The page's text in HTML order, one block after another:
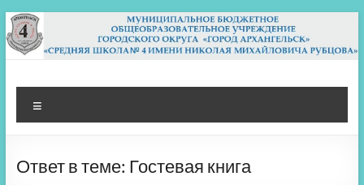
Перейти
к
содержимому
МБОУ СШ 4
Архангельск
Ответ в теме: Гостевая книга